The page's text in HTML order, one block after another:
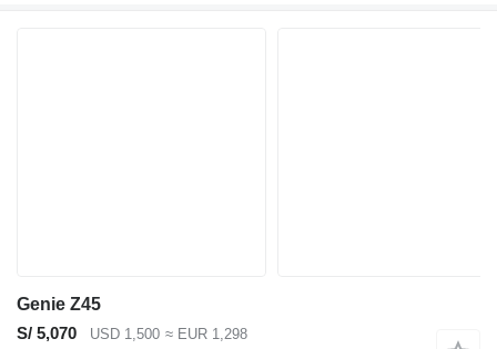
Genie Z45
S/ 5,070
USD 1,500 ≈ EUR 1,298